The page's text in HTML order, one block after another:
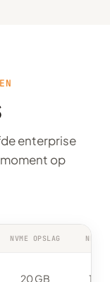
enterprise
op
NVME OPSLAG
20 GB 1